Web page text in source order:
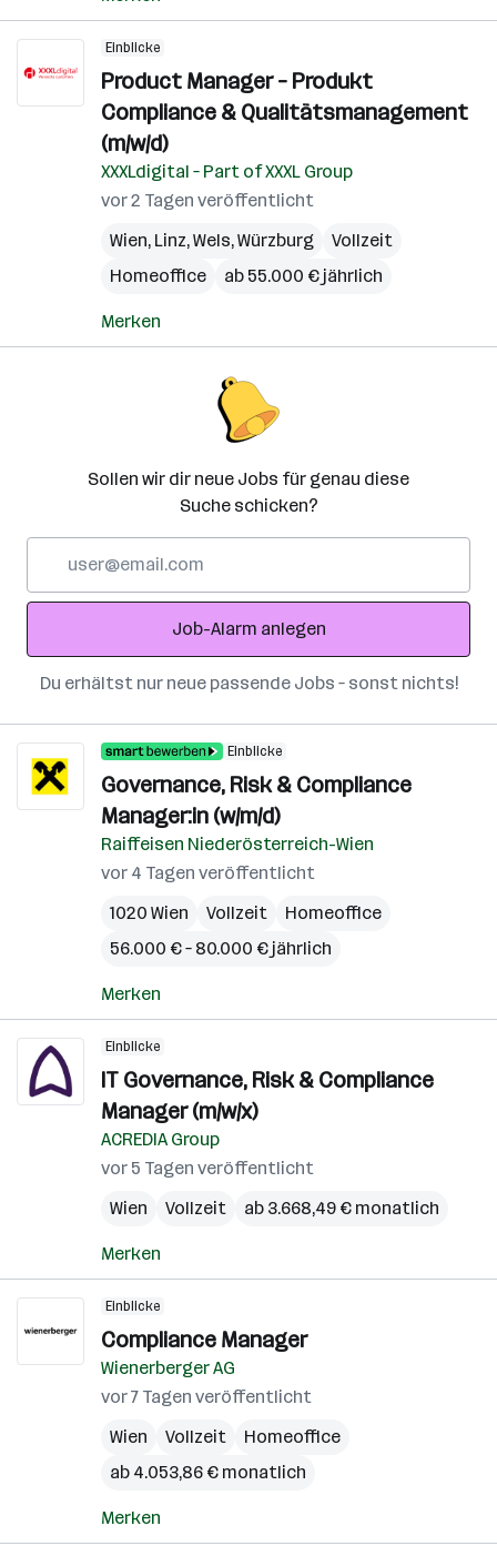
Einblicke
Product Manager – Produkt
Compliance & Qualitätsmanagement
(m/w/d)
XXXLdigital – Part of XXXL Group
vor 2 Tagen veröffentlicht
Wien, Linz,Wels,Würzburg
Vollzeit
Homeoffice
ab 55.000 € jährlich
Merken
Sollen wir dir neue Jobs für genau diese
Suche schicken?
Adresse
Job-Alarm anlegen
Du erhältst nur neue passende Jobs – sonst nichts!
Einblicke
Governance, Risk & Compliance
Manager:in (w/m/d)
Raiffeisen Niederösterreich-Wien
vor 4 Tagen veröffentlicht
1020 Wien
Vollzeit
Homeoffice
56.000 € – 80.000 € jährlich
Merken
Einblicke
IT Governance, Risk & Compliance
Manager (m/w/x)
ACREDIA Group
vor 5 Tagen veröffentlicht
Wien
Vollzeit ab 3.668,49 € monatlich
Merken
Einblicke
Compliance Manager
Wienerberger AG
vor 7 Tagen veröffentlicht
Wien
Vollzeit
Homeoffice
ab 4.053,86 € monatlich
Merken